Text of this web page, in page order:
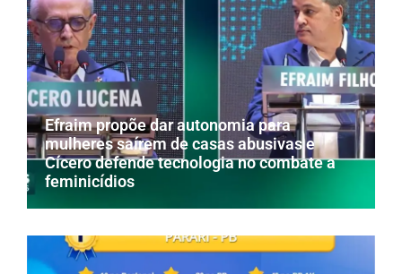
Efraim propõe dar autonomia para
mulheres saírem de casas abusivas e
Cícero defende tecnologia no combate a
feminicídios